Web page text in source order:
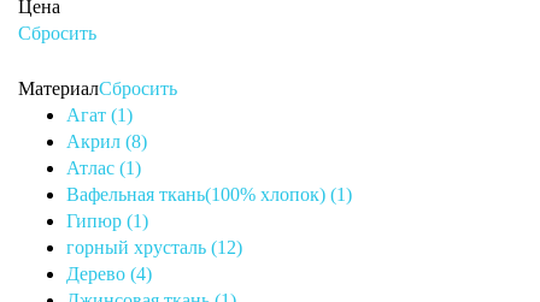
Цена
Сбросить
МатериалСбросить
Агат (1)
Акрил (8)
Атлас (1)
Вафельная ткань(100% хлопок) (1)
Гипюр (1)
горный хрусталь (12)
Дерево (4)